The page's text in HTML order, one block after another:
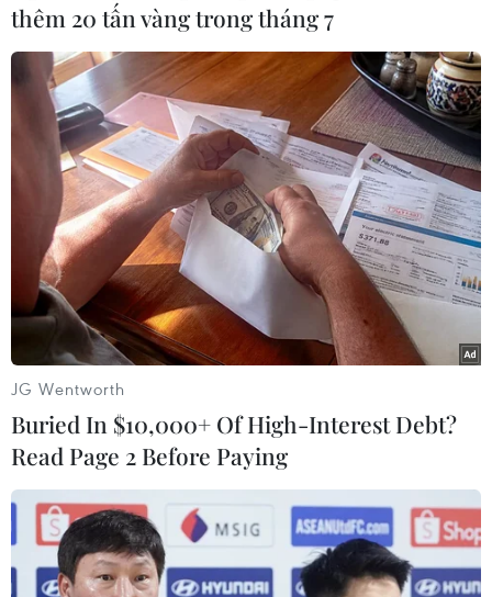
#Giết người #Chủ nợ
#Bệnh viện Bà rịa
#Cảnh sát hình sự
#Đòi nợ
Theo dõi VietnamPlus
TIN LIÊN QUAN
thêm 20 tấn vàng trong tháng 7
JG Wentworth
Buried In $10,000+ Of High-Interest Debt?
Read Page 2 Before Paying